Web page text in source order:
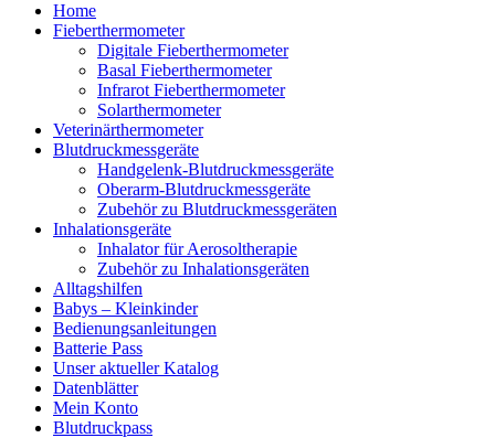
Home
Fieberthermometer
Digitale Fieberthermometer
Basal Fieberthermometer
Infrarot Fieberthermometer
Solarthermometer
Veterinärthermometer
Blutdruckmessgeräte
Handgelenk-Blutdruckmessgeräte
Oberarm-Blutdruckmessgeräte
Zubehör zu Blutdruckmessgeräten
Inhalationsgeräte
Inhalator für Aerosoltherapie
Zubehör zu Inhalationsgeräten
Alltagshilfen
Babys – Kleinkinder
Bedienungsanleitungen
Batterie Pass
Unser aktueller Katalog
Datenblätter
Mein Konto
Blutdruckpass